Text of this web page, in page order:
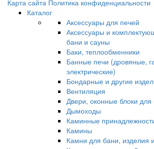
Карта сайта Политика конфиденциальности
Каталог
Аксессуары для печей
Аксессуары и
бани и сауны
Баки, теплообменники
Банные печи (дровяные,
электрические)
Бондарные и другие
Вентиляция
Двери, оконные блоки
Дымоходы
Каминные
Камины
Камни для бани, изделия